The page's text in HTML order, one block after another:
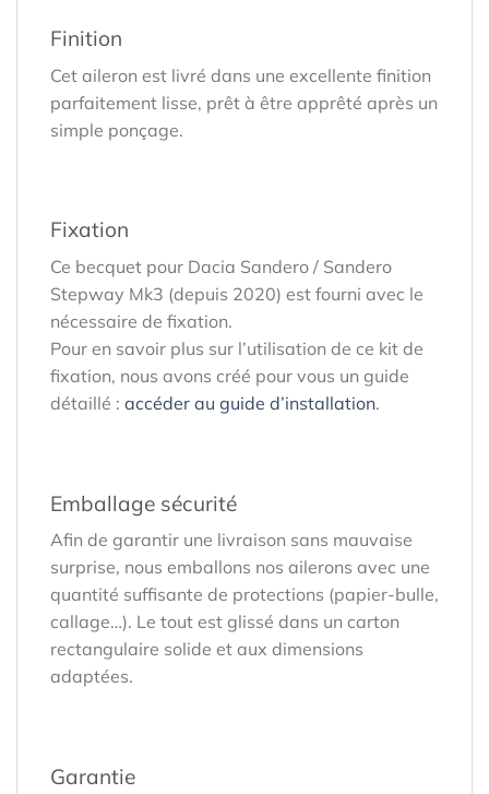
Finition
Cet aileron est livré dans une excellente finition
parfaitement lisse, prêt à être apprêté après un
simple ponçage.
Fixation
Ce becquet pour Dacia Sandero / Sandero
Stepway Mk3 (depuis 2020) est fourni avec le
nécessaire de fixation.
Pour en savoir plus sur l’utilisation de ce kit de
fixation, nous avons créé pour vous un guide
détaillé : accéder au guide d’installation.
Emballage sécurité
Afin de garantir une livraison sans mauvaise
surprise, nous emballons nos ailerons avec une
quantité suffisante de protections (papier-bulle,
callage…). Le tout est glissé dans un carton
rectangulaire solide et aux dimensions
adaptées.
Garantie